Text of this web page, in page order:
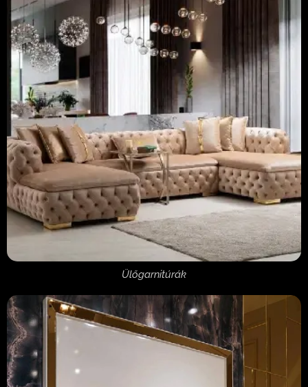
Ülőgarnitúrák